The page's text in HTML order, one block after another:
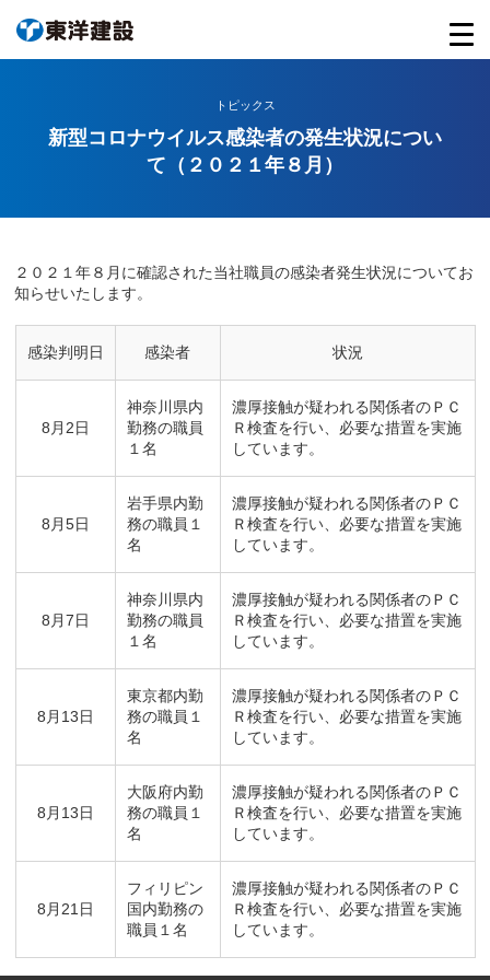
トピックス
新型コロナウイルス感染者の発生状況につい
て（２０２１年８月）
２０２１年８月に確認された当社職員の感染者発生状況についてお
知らせいたします。
感染判明日 感染者 状況
8月2日
神奈川県内
勤務の職員
１名
濃厚接触が疑われる関係者のＰＣ
Ｒ検査を行い、必要な措置を実施
しています。
8月5日
岩手県内勤
務の職員１
名
濃厚接触が疑われる関係者のＰＣ
Ｒ検査を行い、必要な措置を実施
しています。
8月7日
神奈川県内
勤務の職員
１名
濃厚接触が疑われる関係者のＰＣ
Ｒ検査を行い、必要な措置を実施
しています。
8月13日
東京都内勤
務の職員１
名
濃厚接触が疑われる関係者のＰＣ
Ｒ検査を行い、必要な措置を実施
しています。
8月13日
大阪府内勤
務の職員１
名
濃厚接触が疑われる関係者のＰＣ
Ｒ検査を行い、必要な措置を実施
しています。
8月21日
フィリピン
国内勤務の
職員１名
濃厚接触が疑われる関係者のＰＣ
Ｒ検査を行い、必要な措置を実施
しています。